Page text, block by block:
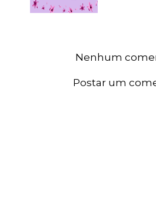
Nenhum
Postar um